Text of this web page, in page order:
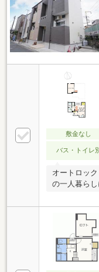
敷金なし
バス・トイレ別
オートロッ
の一人暮らし